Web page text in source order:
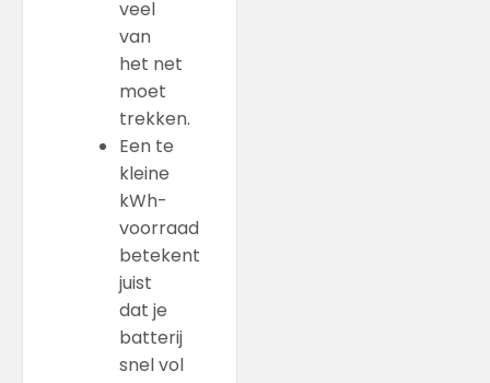
veel
van
het net
moet
trekken.
Een te
kleine
kWh-
voorraad
betekent
juist
dat je
batterij
snel vol